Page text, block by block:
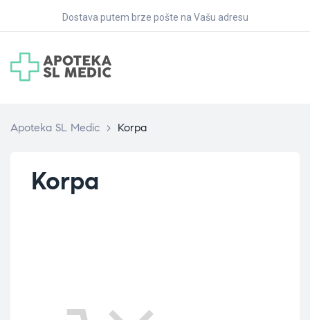
Dostava putem brze pošte na Vašu adresu
Apoteka SL Medic > Korpa
Korpa